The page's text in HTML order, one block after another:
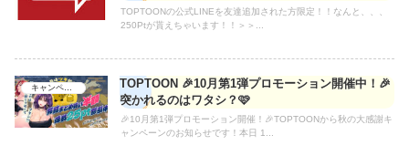
TOPTOONの公式LINEを友達追加された方限定！！なんと、、、
250Ptが貰えちゃいます！！＞＞...
TOPTOON 🎉10月第1弾プロモーション開催中！🎉
突かれるのはワタシ？🩷
🎉10月第1弾プロモーション開催！🎉TOPTOONから秋の大感謝キ
ャンペーンのお知らせです！本日 1...